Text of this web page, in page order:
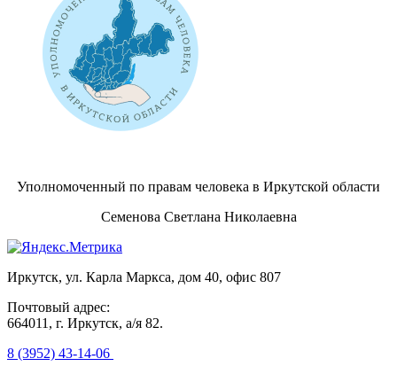
Уполномоченный по правам человека в Иркутской области
Семенова Светлана Николаевна
Иркутск, ул. Карла Маркса, дом 40, офис 807
Почтовый адрес:
664011, г. Иркутск, а/я 82.
8 (3952) 43-14-06